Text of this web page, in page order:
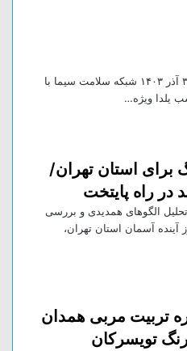
به گزارش کاوک نیوز ۰۹:۱۴ – ۳۰ آذر ۱۴۰۳ شبکه سلامت سیما با
یلدا ویژه…
استان تهران/
در راه پایتخت
الگوهای همدیدی و بررسی
آسمان استان تهران،
تربیت مربی همدان
تویسرکان